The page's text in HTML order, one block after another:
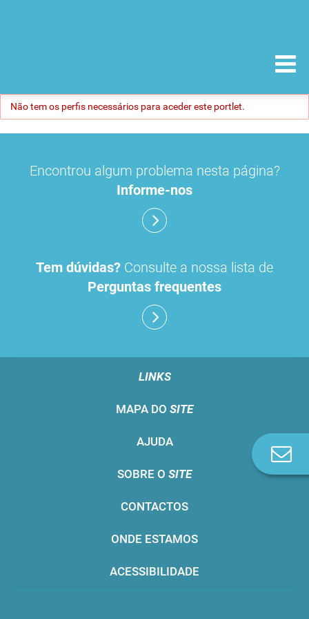
Não tem os perfis necessários para aceder este portlet.
Encontrou algum problema nesta página?
Informe-nos
Tem dúvidas? Consulte a nossa lista de
Perguntas frequentes
LINKS
MAPA DO SITE
AJUDA
SOBRE O SITE
CONTACTOS
ONDE ESTAMOS
ACESSIBILIDADE